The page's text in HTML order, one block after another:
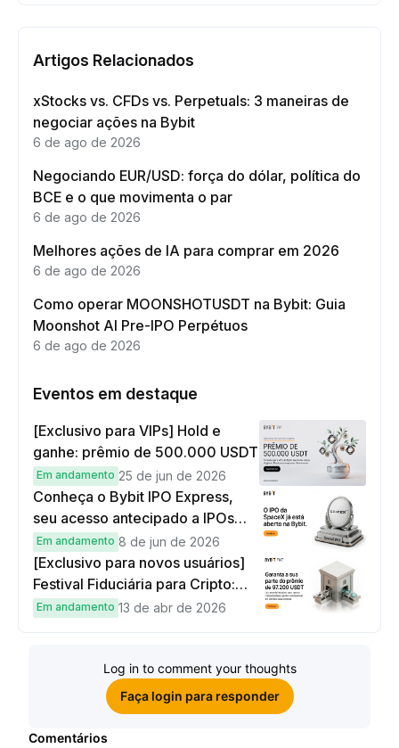
Artigos Relacionados
xStocks vs. CFDs vs. Perpetuals: 3 maneiras de
negociar ações na Bybit
6 de ago de 2026
Negociando EUR/USD: força do dólar, política do
BCE e o que movimenta o par
6 de ago de 2026
Melhores ações de IA para comprar em 2026
6 de ago de 2026
Como operar MOONSHOTUSDT na Bybit: Guia
Moonshot AI Pre-IPO Perpétuos
6 de ago de 2026
Eventos em destaque
[Exclusivo para VIPs] Hold e
ganhe: prêmio de 500.000 USDT
Em andamento 25 de jun de 2026
Conheça o Bybit IPO Express,
seu acesso antecipado a IPOs
globais
Em andamento 8 de jun de 2026
[Exclusivo para novos usuários]
Festival Fiduciária para Cripto:
complete tarefas simples e
Em andamento 13 de abr de 2026
Log in to comment your thoughts
Faça login para responder
Comentários